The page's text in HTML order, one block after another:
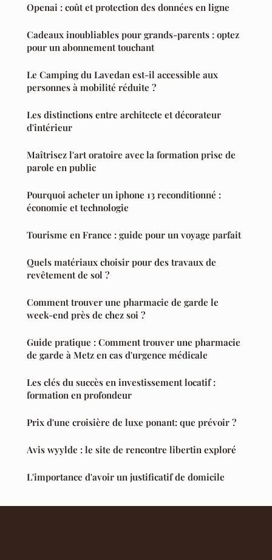
Openai : coût et protection des données en ligne
Cadeaux inoubliables pour grands-parents : optez
pour un abonnement touchant
Le Camping du Lavedan est-il accessible aux
personnes à mobilité réduite ?
Les distinctions entre architecte et décorateur
d'intérieur
Maîtrisez l'art oratoire avec la formation prise de
parole en public
Pourquoi acheter un iphone 13 reconditionné :
économie et technologie
Tourisme en France : guide pour un voyage parfait
Quels matériaux choisir pour des travaux de
revêtement de sol ?
Comment trouver une pharmacie de garde le
week-end près de chez soi ?
Guide pratique : Comment trouver une pharmacie
de garde à Metz en cas d'urgence médicale
Les clés du succès en investissement locatif :
formation en profondeur
Prix d'une croisière de luxe ponant: que prévoir ?
Avis wyylde : le site de rencontre libertin exploré
L'importance d'avoir un justificatif de domicile